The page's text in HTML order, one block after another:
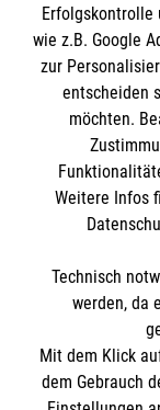
Impressum
Datenschutz
Kontakt
Die
Malteser in
Sharepoint
IBAN:
BIC:
Stichwort:
So
Der Malteser
Erfolgskontrolle
wie z.B. Google
zur
entscheiden
möchten.
Weitere Infos
Technisch
werden, da
Mit dem Klick
dem Gebrauch